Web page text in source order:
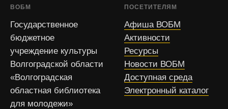
ВОБМ
Государственное
бюджетное
учреждение культуры
Волгоградской области
«Волгоградская
областная библиотека
для молодежи»
ПОСЕТИТЕЛЯМ
Афиша ВОБМ
Активности
Ресурсы
Новости ВОБМ
Доступная среда
Электронный каталог